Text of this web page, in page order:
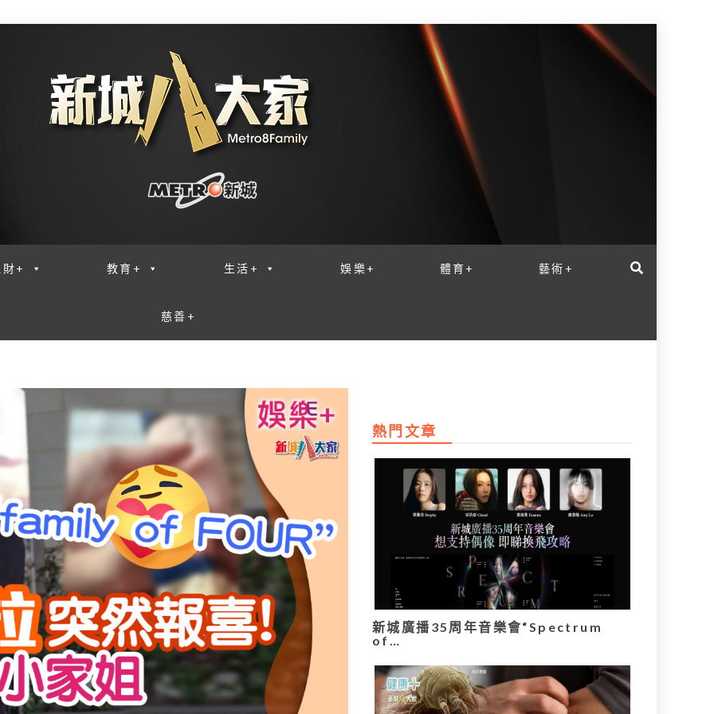
財+ 教育+ 生活+ 娛樂+ 體育+ 藝術+
慈善+
熱門文章
新城廣播35周年音樂會“Spectrum
of…